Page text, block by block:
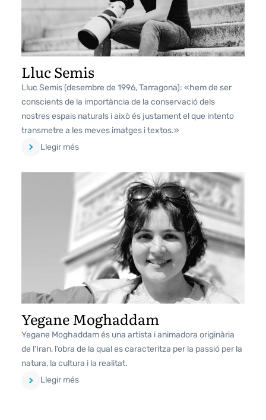
Lluc Semis
Lluc Semis (desembre de 1996, Tarragona): «hem de ser
conscients de la importància de la conservació dels
nostres espais naturals i això és justament el que intento
transmetre a les meves imatges i textos.»
Llegir més
Yegane Moghaddam
Yegane Moghaddam és una artista i animadora originària
de l’Iran, l’obra de la qual es caracteritza per la passió per la
natura, la cultura i la realitat.
Llegir més